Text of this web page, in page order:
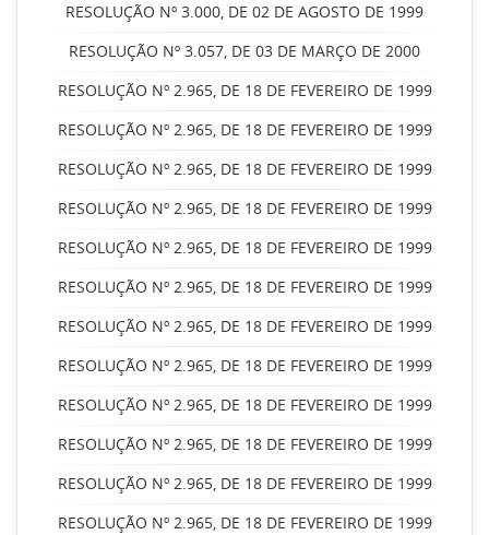
RESOLUÇÃO Nº 3.000, DE 02 DE AGOSTO DE 1999
RESOLUÇÃO Nº 3.057, DE 03 DE MARÇO DE 2000
RESOLUÇÃO Nº 2.965, DE 18 DE FEVEREIRO DE 1999
RESOLUÇÃO Nº 2.965, DE 18 DE FEVEREIRO DE 1999
RESOLUÇÃO Nº 2.965, DE 18 DE FEVEREIRO DE 1999
RESOLUÇÃO Nº 2.965, DE 18 DE FEVEREIRO DE 1999
RESOLUÇÃO Nº 2.965, DE 18 DE FEVEREIRO DE 1999
RESOLUÇÃO Nº 2.965, DE 18 DE FEVEREIRO DE 1999
RESOLUÇÃO Nº 2.965, DE 18 DE FEVEREIRO DE 1999
RESOLUÇÃO Nº 2.965, DE 18 DE FEVEREIRO DE 1999
RESOLUÇÃO Nº 2.965, DE 18 DE FEVEREIRO DE 1999
RESOLUÇÃO Nº 2.965, DE 18 DE FEVEREIRO DE 1999
RESOLUÇÃO Nº 2.965, DE 18 DE FEVEREIRO DE 1999
RESOLUÇÃO Nº 2.965, DE 18 DE FEVEREIRO DE 1999